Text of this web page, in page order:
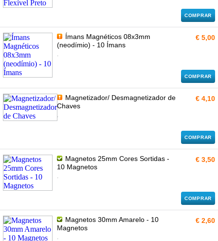
COMPRAR
Ímans Magnéticos 08x3mm
(neodímio) - 10 Ímans
.
€ 5,00
COMPRAR
Magnetizador/ Desmagnetizador de
Chaves
.
€ 4,10
COMPRAR
Magnetos 25mm Cores Sortidas -
10 Magnetos
.
€ 3,50
COMPRAR
Magnetos 30mm Amarelo - 10
Magnetos
.
€ 2,60